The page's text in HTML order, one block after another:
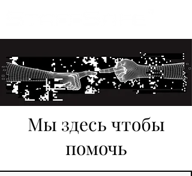
Мы здесь чтобы
помочь